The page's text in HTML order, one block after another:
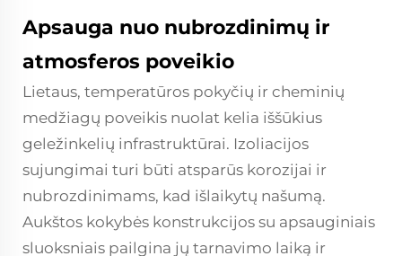
Apsauga nuo nubrozdinimų ir
atmosferos poveikio
Lietaus, temperatūros pokyčių ir cheminių
medžiagų poveikis nuolat kelia iššūkius
geležinkelių infrastruktūrai. Izoliacijos
sujungimai turi būti atsparūs korozijai ir
nubrozdinimams, kad išlaikytų našumą.
Aukštos kokybės konstrukcijos su apsauginiais
sluoksniais pailgina jų tarnavimo laiką ir